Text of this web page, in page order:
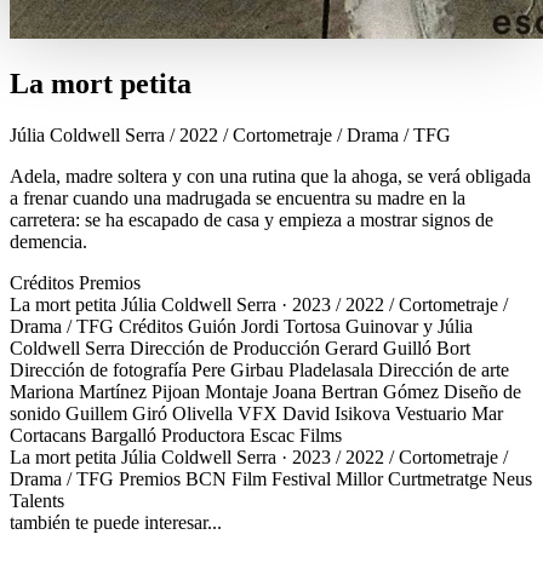
La mort petita
Júlia Coldwell Serra / 2022 / Cortometraje / Drama / TFG
Adela, madre soltera y con una rutina que la ahoga, se verá obligada
a frenar cuando una madrugada se encuentra su madre en la
carretera: se ha escapado de casa y empieza a mostrar signos de
demencia.
Créditos Premios
La mort petita Júlia Coldwell Serra · 2023 / 2022 / Cortometraje /
Drama / TFG Créditos Guión Jordi Tortosa Guinovar y Júlia
Coldwell Serra Dirección de Producción Gerard Guilló Bort
Dirección de fotografía Pere Girbau Pladelasala Dirección de arte
Mariona Martínez Pijoan Montaje Joana Bertran Gómez Diseño de
sonido Guillem Giró Olivella VFX David Isikova Vestuario Mar
Cortacans Bargalló Productora Escac Films
La mort petita Júlia Coldwell Serra · 2023 / 2022 / Cortometraje /
Drama / TFG Premios BCN Film Festival Millor Curtmetratge Neus
Talents
también te puede interesar...